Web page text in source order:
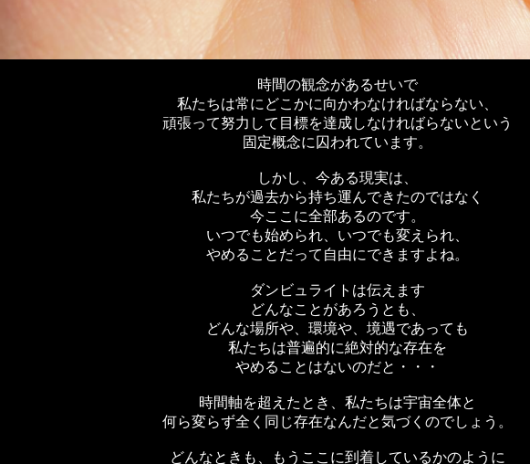
時間の観念があるせいで
私たちは常にどこかに向かわなければならない、
頑張って努力して目標を達成しなければらないという
固定概念に囚われています。
しかし、今ある現実は、
私たちが過去から持ち運んできたのではなく
今ここに全部あるのです。
いつでも始められ、いつでも変えられ、
やめることだって自由にできますよね。
ダンビュライトは伝えます
どんなことがあろうとも、
どんな場所や、環境や、境遇であっても
私たちは普遍的に絶対的な存在を
やめることはないのだと・・・
時間軸を超えたとき、私たちは宇宙全体と
何ら変らず全く同じ存在なんだと気づくのでしょう。
どんなときも、もうここに到着しているかのように